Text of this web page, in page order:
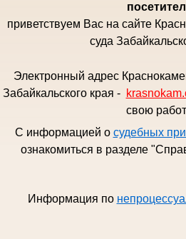
приветствуем Вас на сайте
суда
Электронный адрес
Забайкальского края -
свою
С информацией о судебных
ознакомиться в разделе
Информация по